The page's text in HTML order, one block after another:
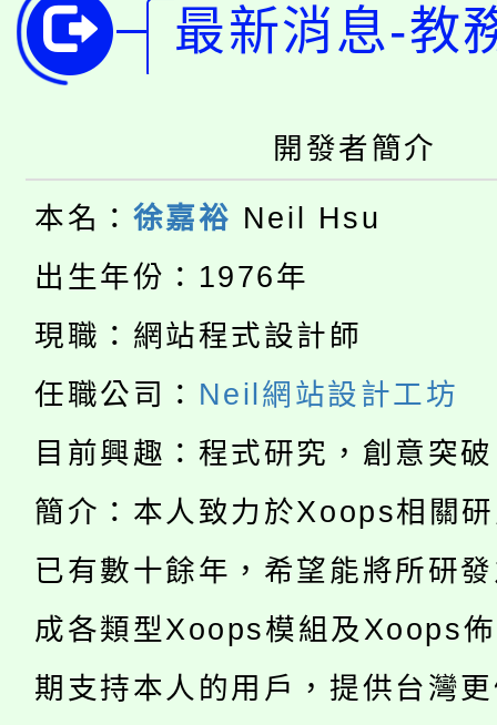
開!
115年桃園市運動會8/
田徑場及游泳池舉行。
桃園市低收入戶享有免
視費優惠，中低收入戶
半價優惠，詳情可洽有
者。
大園自造教育及科技
份教師增能研習
大溪自造教育及科技中
份教師研習
會
115年食農教育專業人
「本色祭」8/29、30在
場熱烈登場!
8/21下午1時於龍潭區
徵才活動。
YOUNG桃局內行報名
局官網。
8月14至27日，桃園電
開!
115年桃園市運動會8/
田徑場及游泳池舉行。
桃園市低收入戶享有免
視費優惠，中低收入戶
大園自造教育及科技中
最新消息-教
開發者簡介
本名： 徐嘉裕 Neil Hsu
出生年份：1976年
現職：網站程式設計師
任職公司： Neil網站設計工坊
目前興趣：程式研究，創意突
簡介：本人致力於Xoops相關
已有數十餘年，希望能將所研
成各類型Xoops模組及Xoops
期支持本人的用戶，提供台灣